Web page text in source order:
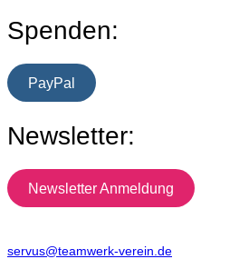
Spenden:
PayPal
Newsletter:
Newsletter Anmeldung
servus@teamwerk-verein.de